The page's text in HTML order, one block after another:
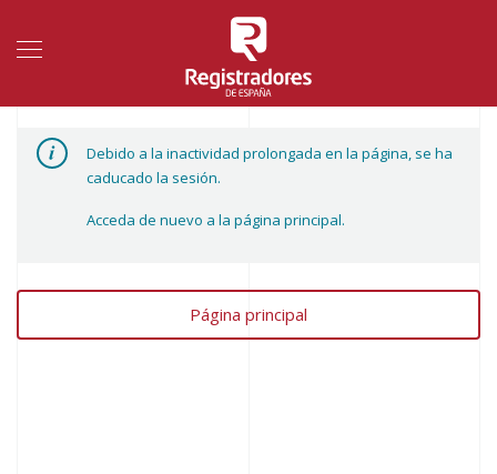
Inactividad prolongada
Debido a la inactividad prolongada en la página, se ha
caducado la sesión.
Acceda de nuevo a la página principal.
Página principal